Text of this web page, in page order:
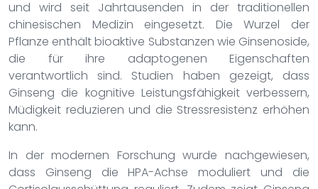
und wird seit Jahrtausenden in der traditionellen
chinesischen Medizin eingesetzt. Die Wurzel der
Pflanze enthält bioaktive Substanzen wie Ginsenoside,
die für ihre adaptogenen Eigenschaften
verantwortlich sind. Studien haben gezeigt, dass
Ginseng die kognitive Leistungsfähigkeit verbessern,
Müdigkeit reduzieren und die Stressresistenz erhöhen
kann.
In der modernen Forschung wurde nachgewiesen,
dass Ginseng die HPA-Achse moduliert und die